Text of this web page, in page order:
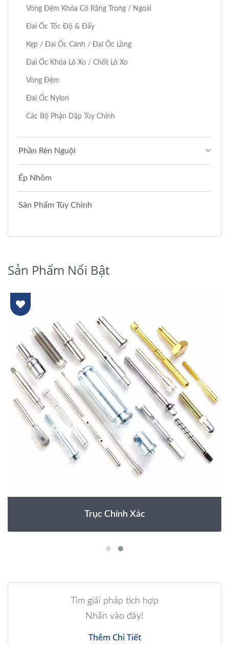
Vòng Đệm Khóa Có Răng Trong / Ngoài
Đai Ốc Tốc Độ & Đẩy
Kẹp / Đai Ốc Cánh / Đai Ốc Lồng
Đai Ốc Khóa Lò Xo / Chốt Lò Xo
Vòng Đệm
Đai Ốc Nylon
Các Bộ Phận Dập Tùy Chỉnh
Phần Rèn Nguội
Ép Nhôm
Sản Phẩm Tùy Chỉnh
Sản Phẩm Nổi Bật
Trục Chính Xác
Tìm giải pháp tích hợp
Nhấn vào đây!
Thêm Chi Tiết